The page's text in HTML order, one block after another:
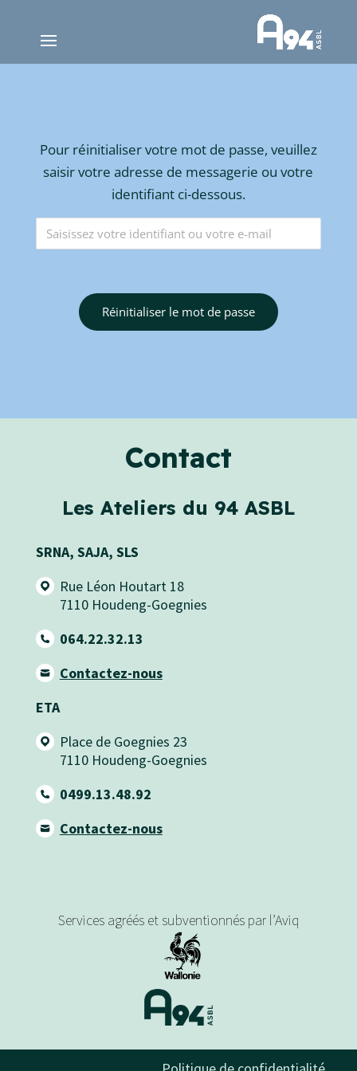
Pour réinitialiser votre mot de passe, veuillez
saisir votre adresse de messagerie ou votre
identifiant ci-dessous.
Contact
Les Ateliers du 94 ASBL
SRNA, SAJA, SLS
Rue Léon Houtart 18
7110 Houdeng-Goegnies
064.22.32.13
Contactez-nous
ETA
Place de Goegnies 23
7110 Houdeng-Goegnies
0499.13.48.92
Contactez-nous
Services agréés et subventionnés par l’Aviq